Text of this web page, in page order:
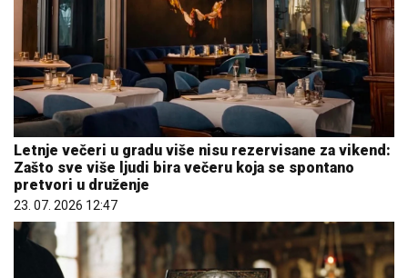
Letnje večeri u gradu više nisu rezervisane za vikend:
Zašto sve više ljudi bira večeru koja se spontano
pretvori u druženje
23. 07. 2026 12:47